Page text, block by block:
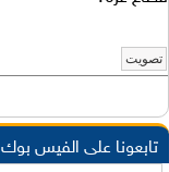
تابعونا على الفيس بوك